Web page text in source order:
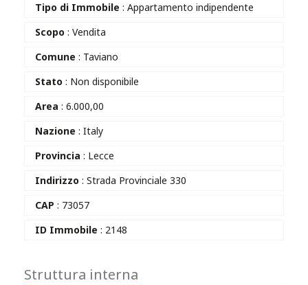
Tipo di Immobile : Appartamento indipendente
Scopo : Vendita
Comune : Taviano
Stato : Non disponibile
Area : 6.000,00
Nazione : Italy
Provincia : Lecce
Indirizzo : Strada Provinciale 330
CAP : 73057
ID Immobile : 2148
Struttura interna